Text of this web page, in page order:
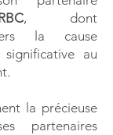
RBC, dont
la cause
au
la précieuse
partenaires